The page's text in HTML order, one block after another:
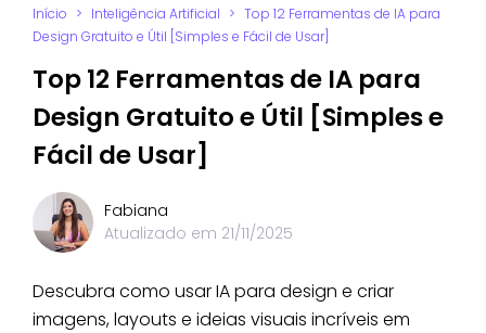
Início > Inteligência Artificial > Top 12 Ferramentas de IA para
Design Gratuito e Útil [Simples e Fácil de Usar]
Top 12 Ferramentas de IA para
Design Gratuito e Útil [Simples e
Fácil de Usar]
Fabiana
Atualizado em 21/11/2025
Descubra como usar IA para design e criar
imagens, layouts e ideias visuais incríveis em